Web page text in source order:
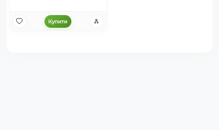
Купити